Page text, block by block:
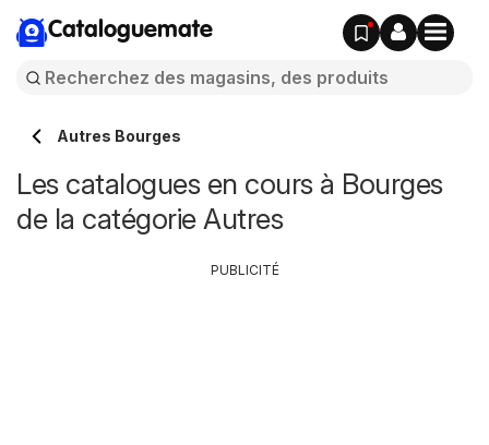
Cataloguemate
Autres Bourges
Les catalogues en cours à Bourges
de la catégorie Autres
PUBLICITÉ